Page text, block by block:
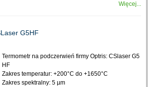
Więcej...
G5HF
Termometr na podczerwień firmy Optris: CSlaser G5
HF
Zakres temperatur: +200°C do +1650°C
Zakres spektralny: 5 µm